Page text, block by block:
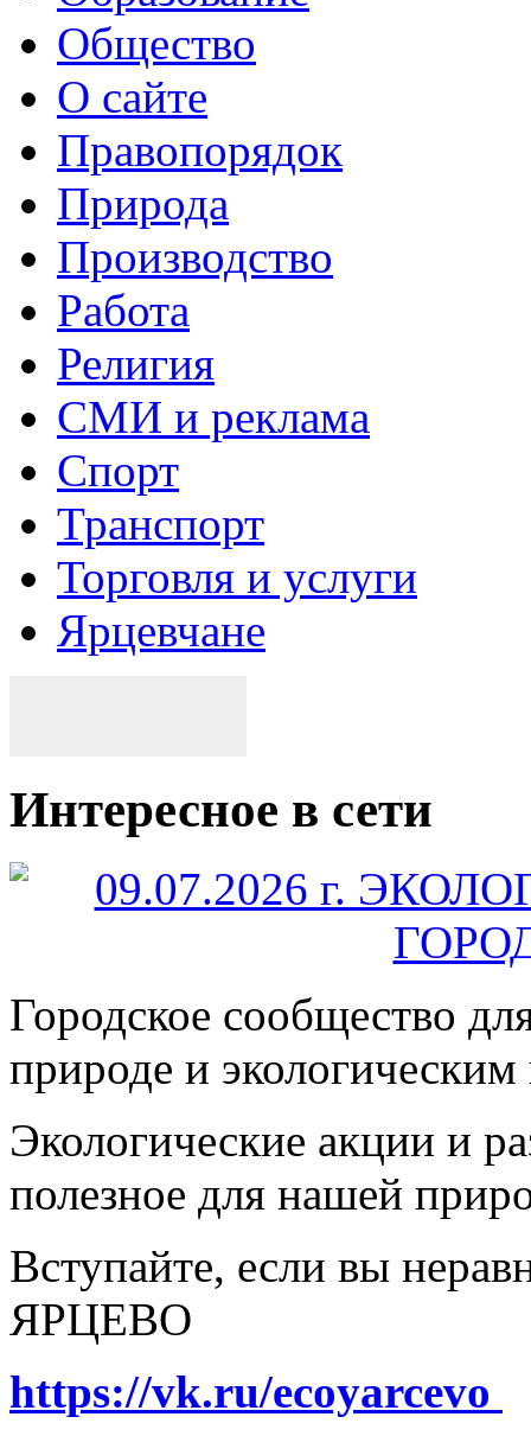
Общество
О сайте
Правопорядок
Природа
Производство
Работа
Религия
СМИ и реклама
Спорт
Транспорт
Торговля и услуги
Ярцевчане
Интересное в сети
Городское сообщество
природе и
Экологические акции и
полезное для нашей
Вступайте, если вы
ЯРЦЕВО
https://vk.ru/ecoyarcevo